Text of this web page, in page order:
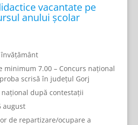
vacantate pe
anului școlar
învățământ
minimum 7.00 – Concurs național
scrisă în județul Gorj
național după contestații
august
de repartizare/ocupare a